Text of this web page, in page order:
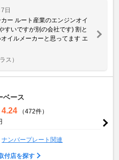
日
ー ルート産業のエンジンオイ
すいですが別の会社です) 割と
イルメーカーと思ってます エ
ス）
ベース
4.24
（472件）
ナンバープレート関連
付店を探す